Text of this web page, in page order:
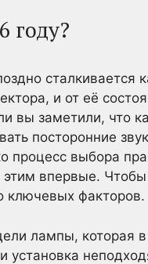
году?
сталкивается
и от её
вы заметили, что
посторонние
процесс выбора
этим впервые.
ключевых факторов.
лампы, которая в
установка